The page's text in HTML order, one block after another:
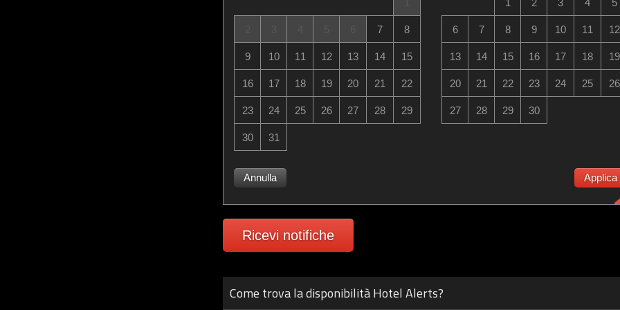
7 8
9 10 11 12 13 14 15
16 17 18 19 20 21 22
23 24 25 26 27 28 29
30 31
1 2 3 4 5
6 7 8 9 10 11 12
13 14 15 16 17 18 19
20 21 22 23 24 25 26
27 28 29 30
Annulla Applica
Ricevi notifiche
Come trova la disponibilità Hotel Alerts?